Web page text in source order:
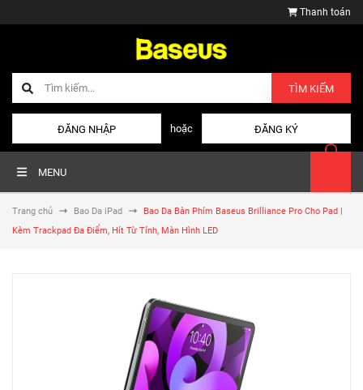
Thanh toán
TÌM KIẾM
ĐĂNG NHẬP hoặc ĐĂNG KÝ
MENU
Trang chủ Bao Da iPad
Bao Da Bàn Phím Baseus Brilliance Pro Cho Pad |
Kèm Trackpad Đa Điểm, Hít Từ Tính, Màn Hình LED